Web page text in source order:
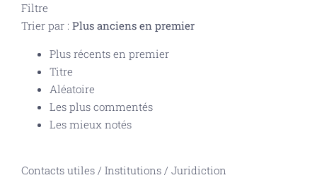
Filtre
Trier par : Plus anciens en premier
Plus récents en premier
Titre
Aléatoire
Les plus commentés
Les mieux notés
Contacts utiles / Institutions / Juridiction